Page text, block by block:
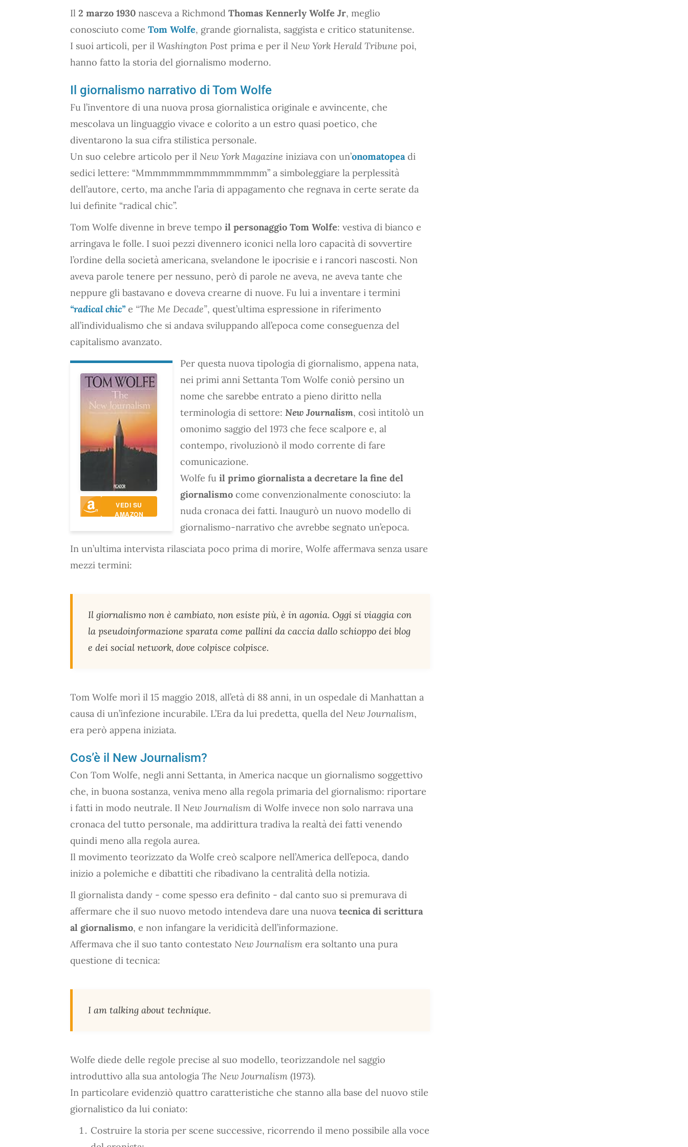
Il 2 marzo 1930 nasceva a Richmond Thomas Kennerly Wolfe Jr, meglio
conosciuto come Tom Wolfe, grande giornalista, saggista e critico statunitense.
I suoi articoli, per il Washington Post prima e per il New York Herald Tribune poi,
hanno fatto la storia del giornalismo moderno.
Il giornalismo narrativo di Tom Wolfe
Fu l’inventore di una nuova prosa giornalistica originale e avvincente, che
mescolava un linguaggio vivace e colorito a un estro quasi poetico, che
diventarono la sua cifra stilistica personale.
Un suo celebre articolo per il New York Magazine iniziava con un’onomatopeadi
sedici lettere: “Mmmmmmmmmmmmmmmm” a simboleggiare la perplessità
dell’autore, certo, ma anche l’aria di appagamento che regnava in certe serate da
lui definite “radical chic”.
Tom Wolfe divenne in breve tempo il personaggio Tom Wolfe: vestiva di bianco e
arringava le folle. I suoi pezzi divennero iconici nella loro capacità di sovvertire
l’ordine della società americana, svelandone le ipocrisie e i rancori nascosti. Non
aveva parole tenere per nessuno, però di parole ne aveva, ne aveva tante che
neppure gli bastavano e doveva crearne di nuove. Fu lui a inventare i termini
“radical chic” e “The Me Decade”, quest’ultima espressione in riferimento
all’individualismo che si andava sviluppando all’epoca come conseguenza del
capitalismo avanzato.
VEDI SU
AMAZON
Per questa nuova tipologia di giornalismo, appena nata,
nei primi anni Settanta Tom Wolfe coniò persino un
nome che sarebbe entrato a pieno diritto nella
terminologia di settore: New Journalism, così intitolò un
omonimo saggio del 1973 che fece scalpore e, al
contempo, rivoluzionò il modo corrente di fare
comunicazione.
Wolfe fu il primo giornalista a decretare la fine del
giornalismo come convenzionalmente conosciuto: la
nuda cronaca dei fatti. Inaugurò un nuovo modello di
giornalismo-narrativo che avrebbe segnato un’epoca.
In un’ultima intervista rilasciata poco prima di morire, Wolfe affermava senza usare
mezzi termini:
Il giornalismo non è cambiato, non esiste più, è in agonia. Oggi si viaggia con
la pseudoinformazione sparata come pallini da caccia dallo schioppo dei blog
e dei social network, dove colpisce colpisce.
Tom Wolfe morì il 15 maggio 2018, all’età di 88 anni, in un ospedale di Manhattan a
causa di un’infezione incurabile. L’Era da lui predetta, quella del New Journalism,
era però appena iniziata.
Cos’è il New Journalism?
Con Tom Wolfe, negli anni Settanta, in America nacque un giornalismo soggettivo
che, in buona sostanza, veniva meno alla regola primaria del giornalismo: riportare
i fatti in modo neutrale. Il New Journalism di Wolfe invece non solo narrava una
cronaca del tutto personale, ma addirittura tradiva la realtà dei fatti venendo
quindi meno alla regola aurea.
Il movimento teorizzato da Wolfe creò scalpore nell’America dell’epoca, dando
inizio a polemiche e dibattiti che ribadivano la centralità della notizia.
Il giornalista dandy - come spesso era definito - dal canto suo si premurava di
affermare che il suo nuovo metodo intendeva dare una nuova tecnica di scrittura
al giornalismo, e non infangare la veridicità dell’informazione.
Affermava che il suo tanto contestato New Journalism era soltanto una pura
questione di tecnica:
I am talking about technique.
Wolfe diede delle regole precise al suo modello, teorizzandole nel saggio
introduttivo alla sua antologia The New Journalism (1973).
In particolare evidenziò quattro caratteristiche che stanno alla base del nuovo stile
giornalistico da lui coniato:
Costruire la storia per scene successive, ricorrendo il meno possibile alla voce